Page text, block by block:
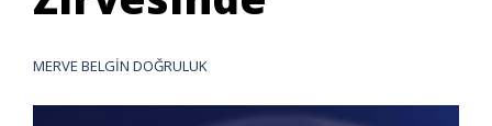
MERVE BELGİN DOĞRULUK